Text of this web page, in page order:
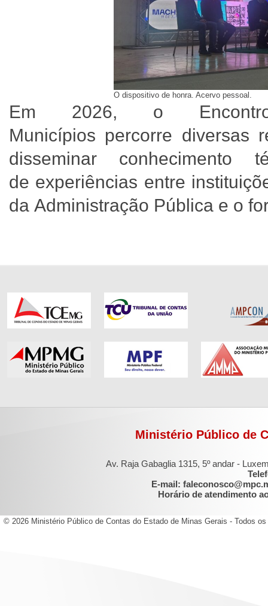
O dispositivo de honra. Acervo pessoal.
Em 2026, o
Municípios percorre diversas
disseminar
de experiências entre
da Administração Pública e o
Ministério Público de
Av. Raja Gabaglia 1315, 5º andar -
E-mail:
Horário de atendimento
© 2026 Ministério Público de Contas do Estado de Minas Gerais - Todos